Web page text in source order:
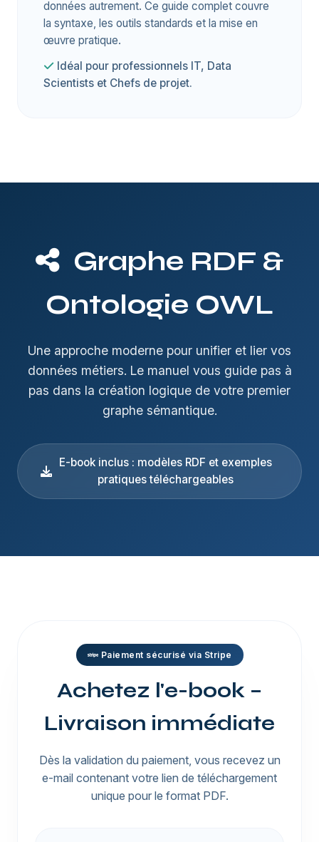
données autrement. Ce guide complet couvre
la syntaxe, les outils standards et la mise en
œuvre pratique.
Idéal pour professionnels IT, Data
Scientists et Chefs de projet.
Graphe RDF &
Ontologie OWL
Une approche moderne pour unifier et lier vos
données métiers. Le manuel vous guide pas à
pas dans la création logique de votre premier
graphe sémantique.
E-book inclus : modèles RDF et exemples
pratiques téléchargeables
Paiement sécurisé via Stripe
Achetez l'e-book –
Livraison immédiate
Dès la validation du paiement, vous recevez un
e-mail contenant votre lien de téléchargement
unique pour le format PDF.